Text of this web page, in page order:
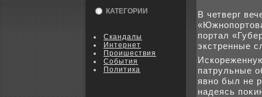
КАТЕГОРИИ
Скандалы
Интернет
Пpoишествия
События
Политика
В четверг
портал
экстренные
патрульные
явно был не
надеясь